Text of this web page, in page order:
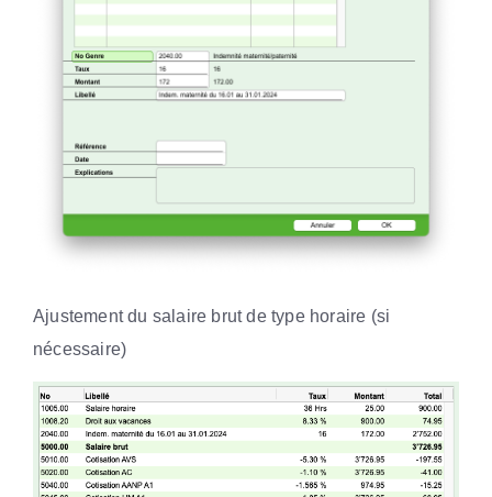
Ajustement du salaire brut de type horaire (si
nécessaire)